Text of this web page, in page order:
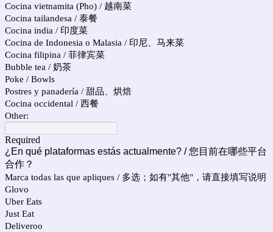
Cocina vietnamita (Pho) / 越南菜
Cocina tailandesa / 泰餐
Cocina india / 印度菜
Cocina de Indonesia o Malasia / 印尼、马来菜
Cocina filipina / 菲律宾菜
Bubble tea / 奶茶
Poke / Bowls
Postres y panadería / 甜品、烘焙
Cocina occidental / 西餐
Other:
Required
¿En qué plataformas estás actualmente? / 您目前在哪些平台
合作？
Marca todas las que apliques / 多选；如有"其他"，请直接填写说明
Glovo
Uber Eats
Just Eat
Deliveroo